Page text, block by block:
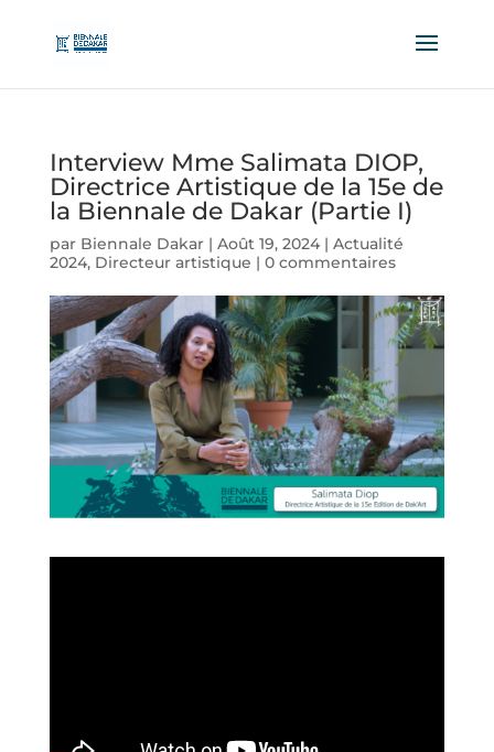
Interview Mme Salimata DIOP,
Directrice Artistique de la 15e de
la Biennale de Dakar (Partie I)
par Biennale Dakar| Août 19, 2024| Actualité
2024, Directeur artistique | 0 commentaires